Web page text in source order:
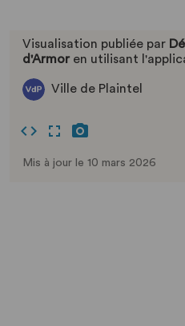
Visualisation publiée par
d'Armor en utilisant
Ville de Plaintel
Mis à jour le 10 mars 2026